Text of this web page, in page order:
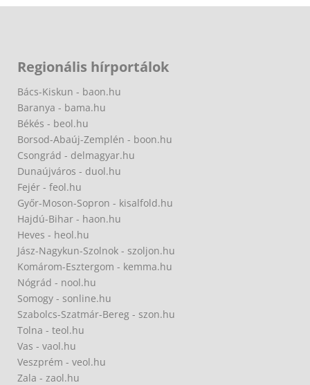
Regionális hírportálok
Bács-Kiskun - baon.hu
Baranya - bama.hu
Békés - beol.hu
Borsod-Abaúj-Zemplén - boon.hu
Csongrád - delmagyar.hu
Dunaújváros - duol.hu
Fejér - feol.hu
Győr-Moson-Sopron - kisalfold.hu
Hajdú-Bihar - haon.hu
Heves - heol.hu
Jász-Nagykun-Szolnok - szoljon.hu
Komárom-Esztergom - kemma.hu
Nógrád - nool.hu
Somogy - sonline.hu
Szabolcs-Szatmár-Bereg - szon.hu
Tolna - teol.hu
Vas - vaol.hu
Veszprém - veol.hu
Zala - zaol.hu